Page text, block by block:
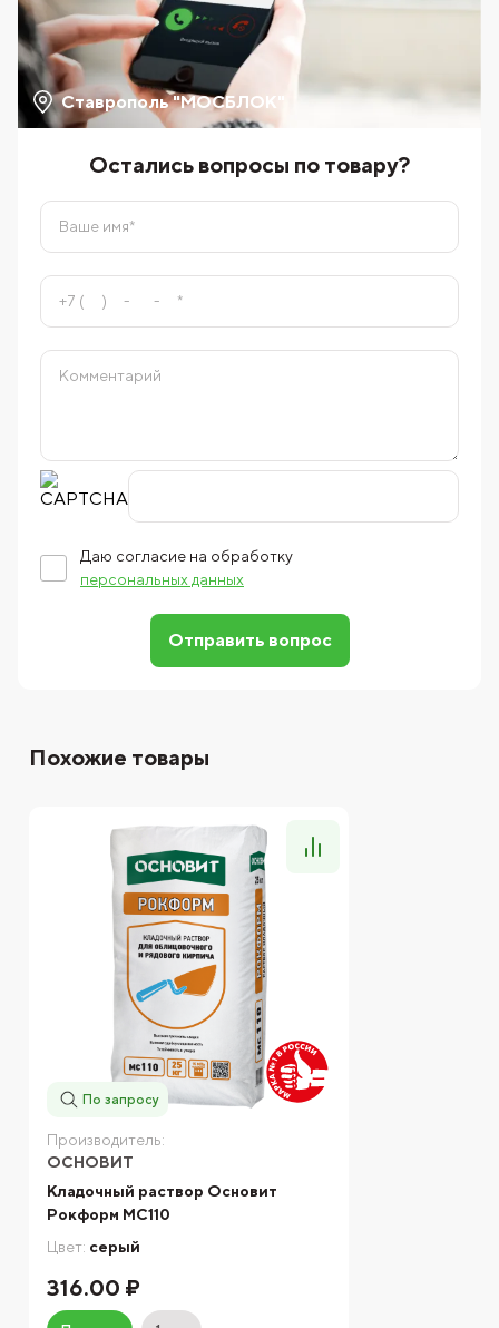
Ставрополь "МОСБЛОК"
Остались вопросы по товару?
Даю согласие на обработку
персональных данных
Отправить вопрос
Похожие товары
По запросу
Производитель:
ОСНОВИТ
Кладочный раствор Основит
Рокформ МС110
Цвет: серый
316.00 ₽